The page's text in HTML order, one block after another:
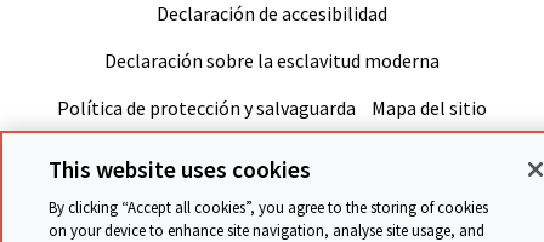
Declaración de accesibilidad
Declaración sobre la esclavitud moderna
Política de protección y salvaguarda
Mapa del sitio
Regresar a arriba
This website uses cookies
By clicking “Accept all cookies”, you agree to the storing of cookies
on your device to enhance site navigation, analyse site usage, and